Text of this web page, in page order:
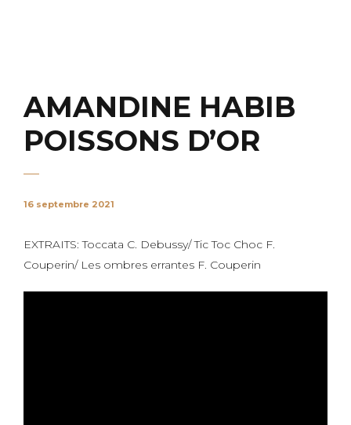
AMANDINE HABIB
POISSONS D’OR
16 septembre 2021
EXTRAITS: Toccata C. Debussy/ Tic Toc Choc F.
Couperin/ Les ombres errantes F. Couperin